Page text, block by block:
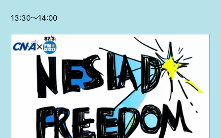
TICKET
CONTACT
PROJECT
AYA Solo Project Crawl
AYA Solo Project Contrast
13:30〜14:00